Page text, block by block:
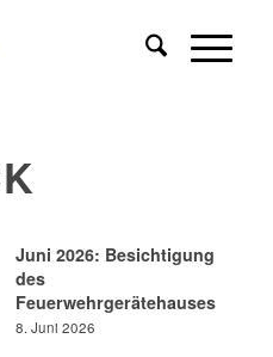
Juni 2026: Besichtigung
des
Feuerwehrgerätehauses
8. Juni 2026